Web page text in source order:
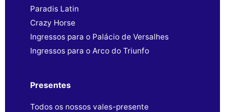
Paradis Latin
Crazy Horse
Ingressos para o Palácio de Versalhes
Ingressos para o Arco do Triunfo
Presentes
Todos os nossos vales-presente